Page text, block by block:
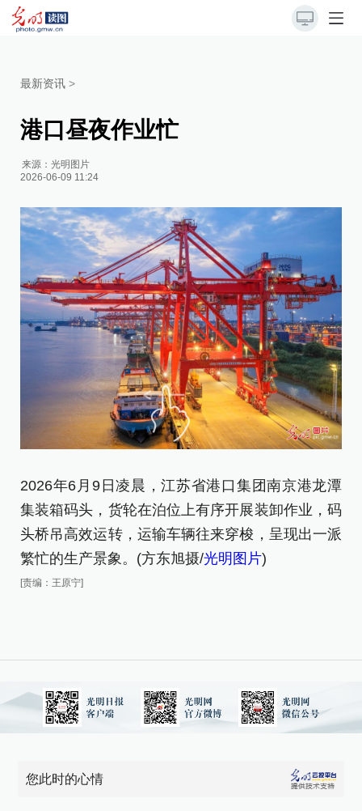
最新资讯 >
港口昼夜作业忙
来源：光明图片
2026-06-09 11:24
2026年6月9日凌晨，江苏省港口集团南京港龙潭
集装箱码头，货轮在泊位上有序开展装卸作业，码
头桥吊高效运转，运输车辆往来穿梭，呈现出一派
繁忙的生产景象。(方东旭摄/光明图片)
[责编：王原宁]
您此时的心情